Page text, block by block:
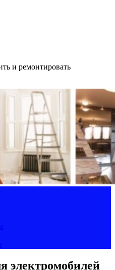
и ремонтировать
электромобилей